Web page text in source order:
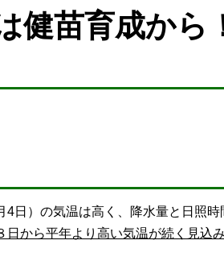
健苗育成から
日）の気温は高く、降水量と日照時
日から平年より高い気温が続く見込